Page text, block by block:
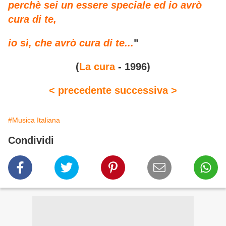
perchè sei un essere speciale ed io avrò
cura di te,
io sì, che avrò cura di te..."
(La cura- 1996)
< precedente successiva >
#Musica Italiana
Condividi